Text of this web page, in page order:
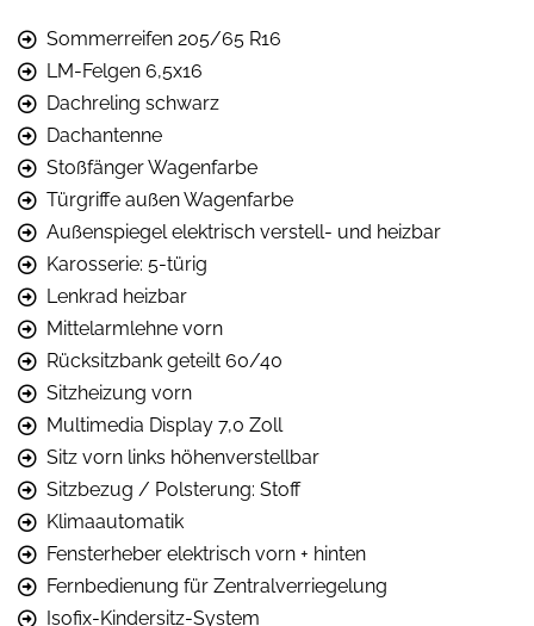
Sommerreifen 205/65 R16
LM-Felgen 6,5x16
Dachreling schwarz
Dachantenne
Stoßfänger Wagenfarbe
Türgriffe außen Wagenfarbe
Außenspiegel elektrisch verstell- und heizbar
Karosserie: 5-türig
Lenkrad heizbar
Mittelarmlehne vorn
Rücksitzbank geteilt 60/40
Sitzheizung vorn
Multimedia Display 7,0 Zoll
Sitz vorn links höhenverstellbar
Sitzbezug / Polsterung: Stoff
Klimaautomatik
Fensterheber elektrisch vorn + hinten
Fernbedienung für Zentralverriegelung
Isofix-Kindersitz-System